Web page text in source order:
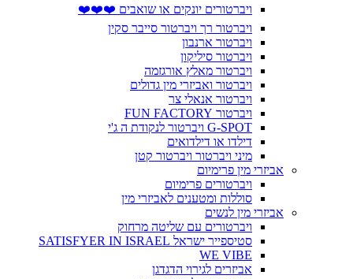
ויברטורים יונקים או שואבים ❤️❤️❤️
ויברטור רך ויברטור סייבר סקין
ויברטור ארנבון
ויברטור סיליקון
ויברטור מאלץ אורגזמה
ויברטור ואביזרי מין גדולים
ויברטור אנאלי צר
ויברטור FUN FACTORY
G-SPOT ויברטור לנקודת ה ג'י
דילדו או דילדואים
מיני ויברטור ויברטור קטן
אביזרי מין פרימיום
ויברטורים פרימיום
סוללות ומטענים לאביזרי מין
אביזרי מין לנשים
ויברטורים עם שליטה מרחוק
סטיספייר ישראל SATISFYER IN ISRAEL
WE VIBE
אביזרים לגירוי הדגדגן